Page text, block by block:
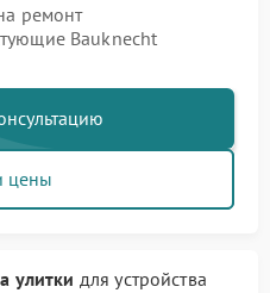
ремонт
Bauknecht
цены
улитки для устройства